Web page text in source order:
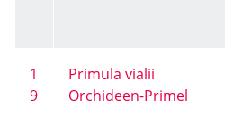
1
9
Primula vialii
Orchideen-Primel